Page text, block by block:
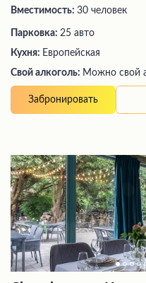
Вместимость: 30 человек
Парковка: 25 авто
Кухня: Европейская
Свой алкоголь: Можно свой
Забронировать